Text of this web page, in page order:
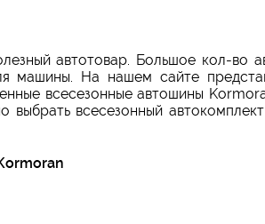
автотовар. Большое кол-во
машины. На нашем сайте
всесезонные автошины
выбрать всесезонный